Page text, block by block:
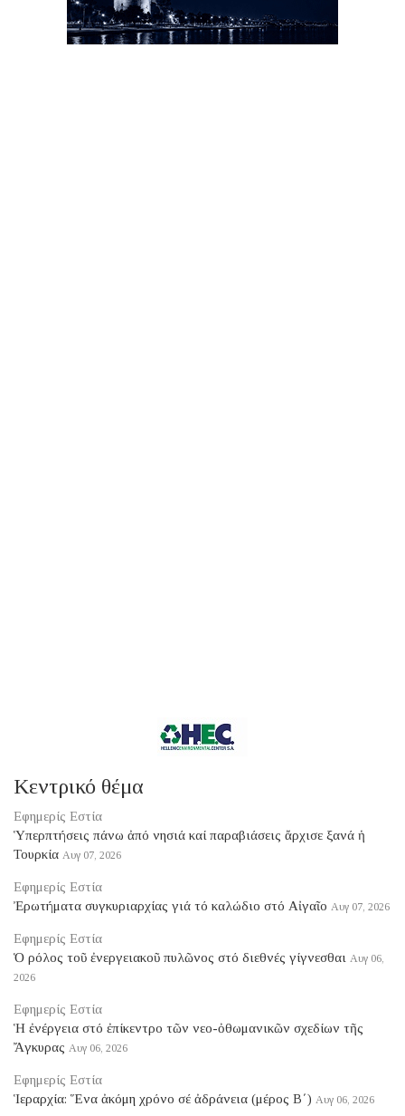
Κεντρικό θέμα
Εφημερίς Εστία
Ὑπερπτήσεις πάνω ἀπό νησιά καί παραβιάσεις ἄρχισε ξανά ἡ
Τουρκία Αυγ 07, 2026
Εφημερίς Εστία
Ἐρωτήματα συγκυριαρχίας γιά τό καλώδιο στό Αἰγαῖο Αυγ 07, 2026
Εφημερίς Εστία
Ὁ ρόλος τοῦ ἐνεργειακοῦ πυλῶνος στό διεθνές γίγνεσθαι Αυγ 06,
2026
Εφημερίς Εστία
Ἡ ἐνέργεια στό ἐπίκεντρο τῶν νεο-ὀθωμανικῶν σχεδίων τῆς
Ἄγκυρας Αυγ 06, 2026
Εφημερίς Εστία
Ἱεραρχία: Ἕνα ἀκόμη χρόνο σέ ἀδράνεια (μέρος B΄) Αυγ 06, 2026